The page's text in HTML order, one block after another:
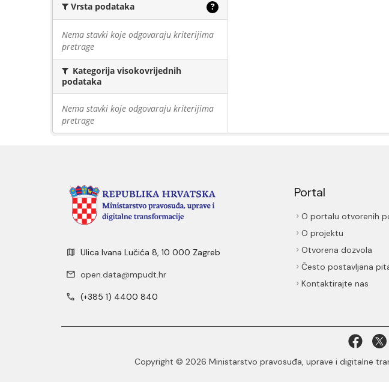
Vrsta podataka ?
Nema stavki koje odgovaraju kriterijima
pretrage
Kategorija visokovrijednih
podataka
Nema stavki koje odgovaraju kriterijima
pretrage